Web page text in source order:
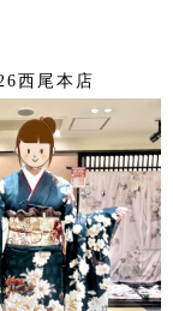
西尾本店